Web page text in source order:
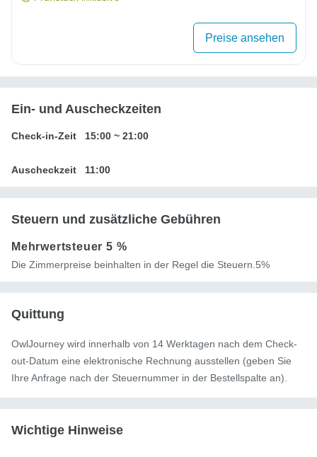
Preise ansehen
Ein- und Auscheckzeiten
Check-in-Zeit 15:00 ~ 21:00
Auscheckzeit 11:00
Steuern und zusätzliche Gebühren
Mehrwertsteuer5 %
Die Zimmerpreise beinhalten in der Regel die Steuern.5%
Quittung
OwlJourney wird innerhalb von 14 Werktagen nach dem Check-
out-Datum eine elektronische Rechnung ausstellen (geben Sie
Ihre Anfrage nach der Steuernummer in der Bestellspalte an).
Wichtige Hinweise